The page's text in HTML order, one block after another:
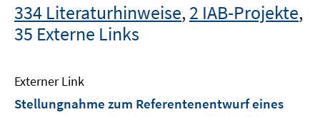
334 Literaturhinweise,2 IAB-Projekte,
35 Externe Links
Externer Link
Stellungnahme zum Referentenentwurf eines